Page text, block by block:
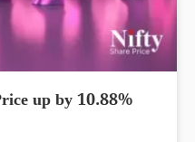
up by 10.88%